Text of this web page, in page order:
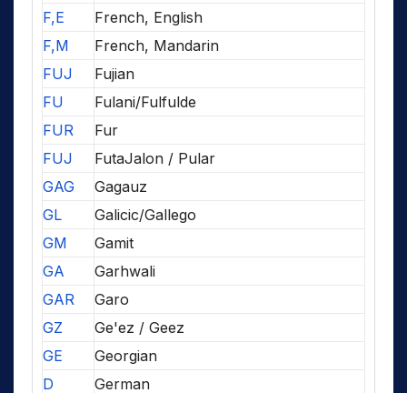
F,E
French, English
F,M
French, Mandarin
FUJ
Fujian
FU
Fulani/Fulfulde
FUR
Fur
FUJ
FutaJalon / Pular
GAG
Gagauz
GL
Galicic/Gallego
GM
Gamit
GA
Garhwali
GAR
Garo
GZ
Ge'ez / Geez
GE
Georgian
D
German